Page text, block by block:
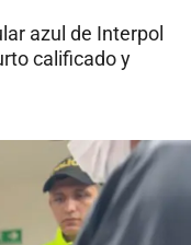
azul de Interpol
calificado y